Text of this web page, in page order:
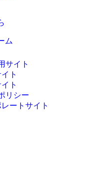
サイト
ト
ト
リシー
ートサイト